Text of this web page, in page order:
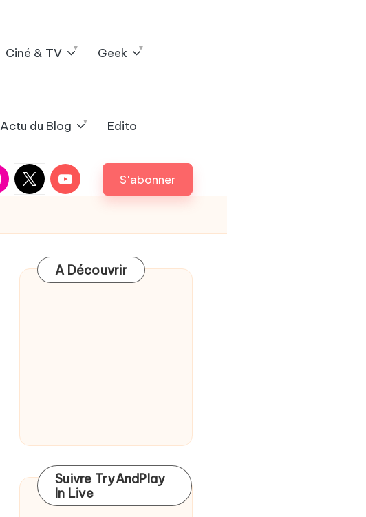
Ciné & TV Geek
Actu du Blog Edito
X
|
Youtube S'abonner
A Découvrir
Suivre TryAndPlay
In Live